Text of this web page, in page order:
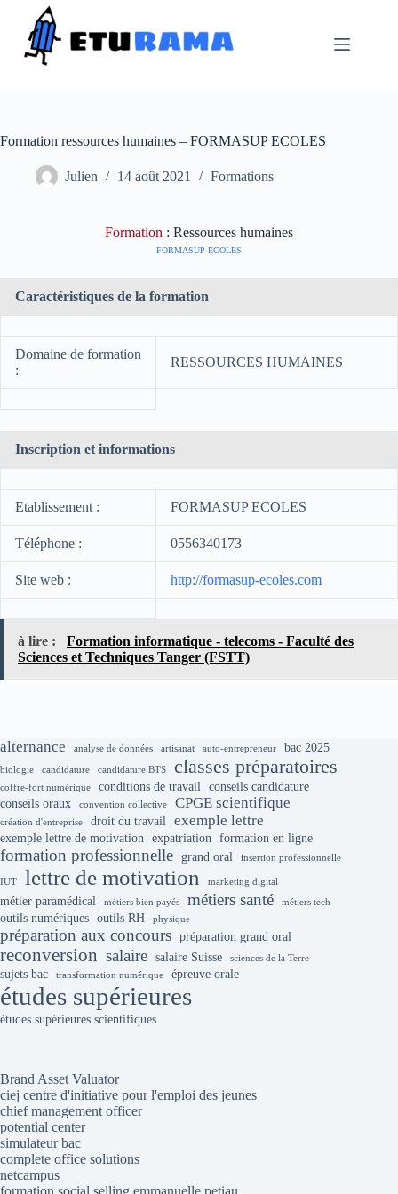
contenu
Formation ressources humaines – FORMASUP ECOLES
Julien 14 août 2021 Formations
Formation : Ressources humaines
FORMASUP ECOLES
Caractéristiques de la formation
Domaine de formation
:
RESSOURCES HUMAINES
Inscription et informations
Etablissement : FORMASUP ECOLES
Téléphone : 0556340173
Site web : http://formasup-ecoles.com
à lire :
Formation informatique - telecoms - Faculté des
Sciences et Techniques Tanger (FSTT)
alternance analyse de données artisanat auto-entrepreneur bac 2025
biologie candidature candidature BTS classes préparatoires
coffre-fort numérique conditions de travail conseils candidature
conseils oraux
convention collective CPGE scientifique
création d'entreprise droit du travail exemple lettre
exemple lettre de motivation expatriation formation en ligne
formation professionnelle grand oral insertion professionnelle
IUT lettre de motivation marketing digital
métier paramédical métiers bien payés métiers santé métiers tech
outils numériques outils RH physique
préparation aux concours préparation grand oral
reconversion salaire salaire Suisse sciences de la Terre
sujets bac transformation numérique épreuve orale
études supérieures
études supérieures scientifiques
Brand Asset Valuator
ciej centre d'initiative pour l'emploi des jeunes
chief management officer
potential center
simulateur bac
complete office solutions
netcampus
formation social selling emmanuelle petiau